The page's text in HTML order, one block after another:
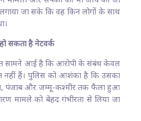
लगाया जा सके कि वह किन लोगों के साथ
सकता है नेटवर्क
सामने आई है कि आरोपी के संबंध केवल
नहीं हैं। पुलिस को आशंका है कि उसका
पंजाब और जम्मू-कश्मीर तक फैला हुआ
मामले को बेहद गंभीरता से लिया जा